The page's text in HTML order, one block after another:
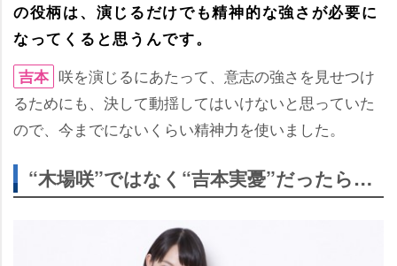
の役柄は、演じるだけでも精神的な強さが必要に
なってくると思うんです。
吉本 咲を演じるにあたって、意志の強さを見せつけ
るためにも、決して動揺してはいけないと思っていた
ので、今までにないくらい精神力を使いました。
“木場咲”ではなく“吉本実憂”だったら…